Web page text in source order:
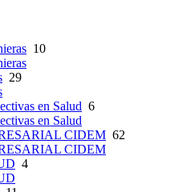
10
29
en Salud 6
en Salud
CIDEM 62
CIDEM
4